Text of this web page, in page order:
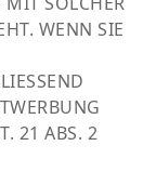
WENN SIE
21 ABS. 2